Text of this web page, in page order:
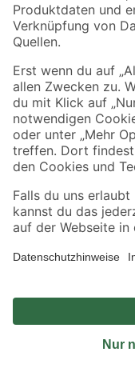
Sicher einkaufen
Jetzt die toom-App
Alle Preisangaben in EUR inkl.
Umständen nicht in allen
Produkte nur solange der Vorrat
*Paketversand ab 59 €
Nutzungsbedingungen